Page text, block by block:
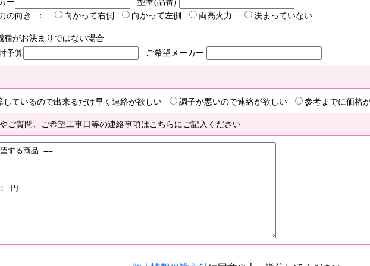
ー
型番(品番)
の向き ：
向かって右側 向かって左側 両高火力 決まっていない
種がお決まりではない場合
予算
ご希望メーカー
しているので出来るだけ早く連絡が欲しい 調子が悪いので連絡が欲しい 参考までに価格
ご質問、ご希望工事日等の連絡事項はこちらにご記入ください